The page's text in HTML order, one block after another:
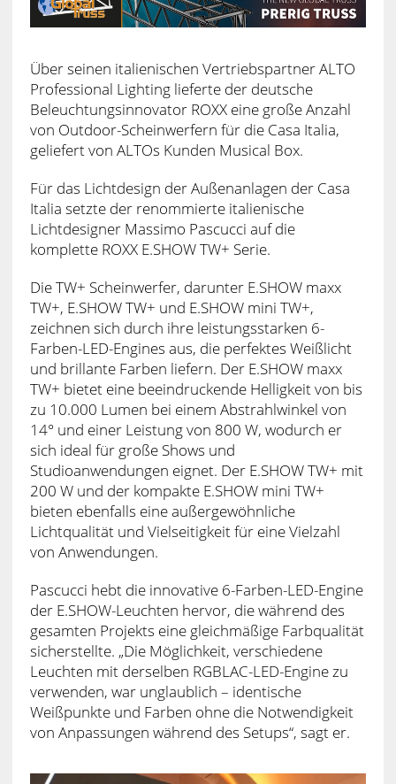
Über seinen italienischen Vertriebspartner ALTO
Professional Lighting lieferte der deutsche
Beleuchtungsinnovator ROXX eine große Anzahl
von Outdoor-Scheinwerfern für die Casa Italia,
geliefert von ALTOs Kunden Musical Box.
Für das Lichtdesign der Außenanlagen der Casa
Italia setzte der renommierte italienische
Lichtdesigner Massimo Pascucci auf die
komplette ROXX E.SHOW TW+ Serie.
Die TW+ Scheinwerfer, darunter E.SHOW maxx
TW+, E.SHOW TW+ und E.SHOW mini TW+,
zeichnen sich durch ihre leistungsstarken 6-
Farben-LED-Engines aus, die perfektes Weißlicht
und brillante Farben liefern. Der E.SHOW maxx
TW+ bietet eine beeindruckende Helligkeit von bis
zu 10.000 Lumen bei einem Abstrahlwinkel von
14° und einer Leistung von 800 W, wodurch er
sich ideal für große Shows und
Studioanwendungen eignet. Der E.SHOW TW+ mit
200 W und der kompakte E.SHOW mini TW+
bieten ebenfalls eine außergewöhnliche
Lichtqualität und Vielseitigkeit für eine Vielzahl
von Anwendungen.
Pascucci hebt die innovative 6-Farben-LED-Engine
der E.SHOW-Leuchten hervor, die während des
gesamten Projekts eine gleichmäßige Farbqualität
sicherstellte. „Die Möglichkeit, verschiedene
Leuchten mit derselben RGBLAC-LED-Engine zu
verwenden, war unglaublich – identische
Weißpunkte und Farben ohne die Notwendigkeit
von Anpassungen während des Setups“, sagt er.